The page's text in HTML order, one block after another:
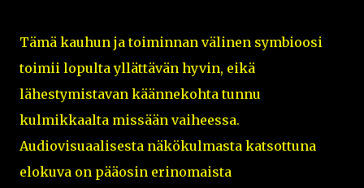
Tämä kauhun ja toiminnan välinen symbioosi
toimii lopulta yllättävän hyvin, eikä
lähestymistavan käännekohta tunnu
kulmikkaalta missään vaiheessa.
Audiovisuaalisesta näkökulmasta katsottuna
elokuva on pääosin erinomaista